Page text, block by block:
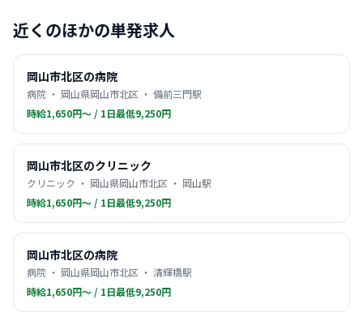
近くのほかの単発求人
岡山市北区の病院
病院 ・ 岡山県岡山市北区 ・ 備前三門駅
時給1,650円〜 / 1日最低9,250円
岡山市北区のクリニック
クリニック ・ 岡山県岡山市北区 ・ 岡山駅
時給1,650円〜 / 1日最低9,250円
岡山市北区の病院
病院 ・ 岡山県岡山市北区 ・ 清輝橋駅
時給1,650円〜 / 1日最低9,250円